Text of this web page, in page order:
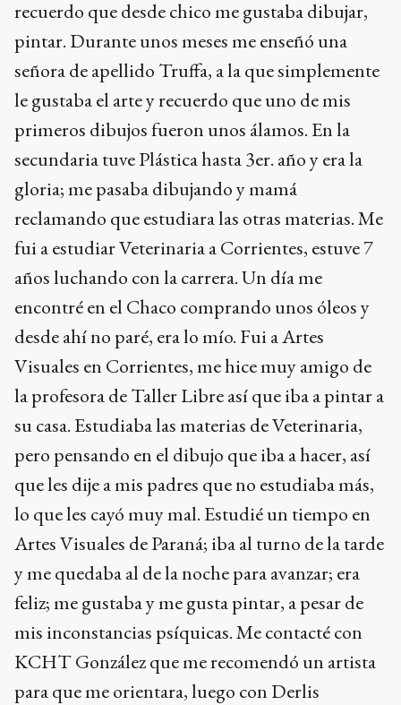
recuerdo que desde chico me gustaba dibujar,
pintar. Durante unos meses me enseñó una
señora de apellido Truffa, a la que simplemente
le gustaba el arte y recuerdo que uno de mis
primeros dibujos fueron unos álamos. En la
secundaria tuve Plástica hasta 3er. año y era la
gloria; me pasaba dibujando y mamá
reclamando que estudiara las otras materias. Me
fui a estudiar Veterinaria a Corrientes, estuve 7
años luchando con la carrera. Un día me
encontré en el Chaco comprando unos óleos y
desde ahí no paré, era lo mío. Fui a Artes
Visuales en Corrientes, me hice muy amigo de
la profesora de Taller Libre así que iba a pintar a
su casa. Estudiaba las materias de Veterinaria,
pero pensando en el dibujo que iba a hacer, así
que les dije a mis padres que no estudiaba más,
lo que les cayó muy mal. Estudié un tiempo en
Artes Visuales de Paraná; iba al turno de la tarde
y me quedaba al de la noche para avanzar; era
feliz; me gustaba y me gusta pintar, a pesar de
mis inconstancias psíquicas. Me contacté con
KCHT González que me recomendó un artista
para que me orientara, luego con Derlis